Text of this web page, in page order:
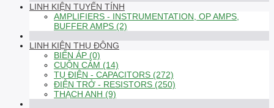
LINH KIỆN TUYẾN TÍNH
AMPLIFIERS - INSTRUMENTATION, OP AMPS,
BUFFER AMPS (2)
LINH KIỆN THỤ ĐỘNG
BIẾN ÁP (0)
CUỘN CẢM (14)
TỤ ĐIỆN - CAPACITORS (272)
ĐIỆN TRỞ - RESISTORS (250)
THẠCH ANH (9)